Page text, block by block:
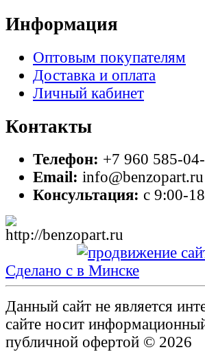
Информация
Оптовым покупателям
Доставка и оплата
Личный кабинет
Контакты
Телефон: +7 960 585-
Email: info@benzopart.ru
Консультация: с 9:00-
Сделано с
Данный сайт не является
сайте носит
публичной офертой © 2026